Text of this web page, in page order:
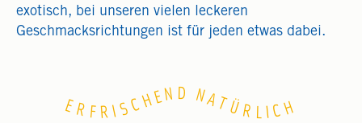
exotisch, bei unseren vielen leckeren
Geschmacksrichtungen ist für jeden etwas dabei.
ERFRISCHEND NATÜRL ICH